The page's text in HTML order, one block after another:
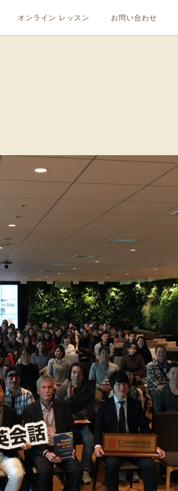
オンライン レッスン お問い合わせ